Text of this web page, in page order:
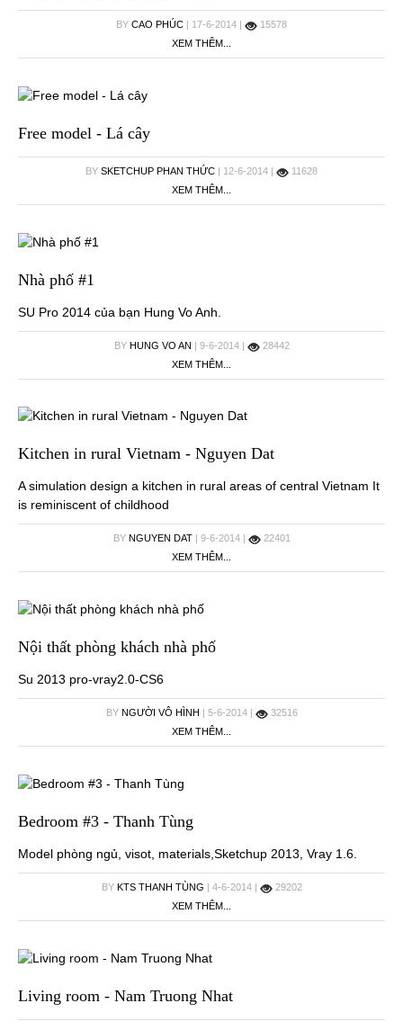
BY CAO PHÚC | 17-6-2014 |
15578
XEM THÊM...
Free model - Lá cây
BY SKETCHUP PHAN THỨC | 12-6-2014 |
11628
XEM THÊM...
Nhà phố #1
SU Pro 2014 của bạn Hung Vo Anh.
BY HUNG VO AN | 9-6-2014 |
28442
XEM THÊM...
Kitchen in rural Vietnam - Nguyen Dat
A simulation design a kitchen in rural areas of central Vietnam It
is reminiscent of childhood
BY NGUYEN DAT| 9-6-2014 |
22401
XEM THÊM...
Nội thất phòng khách nhà phố
Su 2013 pro-vray2.0-CS6
BY NGƯỜI VÔ HÌNH | 5-6-2014 |
32516
XEM THÊM...
Bedroom #3 - Thanh Tùng
Model phòng ngủ, visot, materials,Sketchup 2013, Vray 1.6.
BY KTS THANH TÙNG | 4-6-2014 |
29202
XEM THÊM...
Living room - Nam Truong Nhat